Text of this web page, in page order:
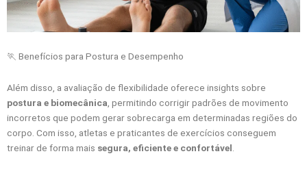
🏃 Benefícios para Postura e Desempenho
Além disso, a avaliação de flexibilidade oferece insights sobre
postura e biomecânica, permitindo corrigir padrões de movimento
incorretos que podem gerar sobrecarga em determinadas regiões do
corpo. Com isso, atletas e praticantes de exercícios conseguem
treinar de forma mais segura, eficiente e confortável.